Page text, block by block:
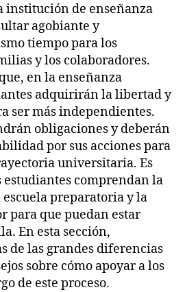
institución de enseñanza
agobiante y
tiempo para los
y los colaboradores.
en la enseñanza
adquirirán la libertad y
ser más independientes.
obligaciones y deberán
por sus acciones para
universitaria. Es
comprendan la
preparatoria y la
para que puedan estar
En esta sección,
de las grandes diferencias
sobre cómo apoyar a los
de este proceso.